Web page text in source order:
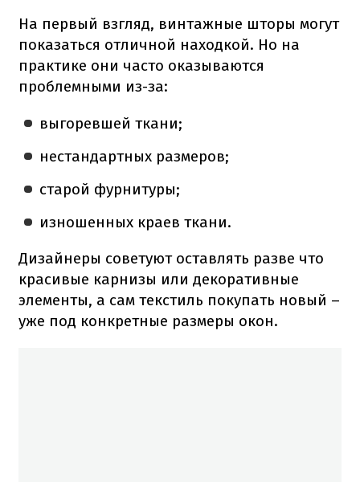
На первый взгляд, винтажные шторы могут
показаться отличной находкой. Но на
практике они часто оказываются
проблемными из-за:
выгоревшей ткани;
нестандартных размеров;
старой фурнитуры;
изношенных краев ткани.
Дизайнеры советуют оставлять разве что
красивые карнизы или декоративные
элементы, а сам текстиль покупать новый –
уже под конкретные размеры окон.